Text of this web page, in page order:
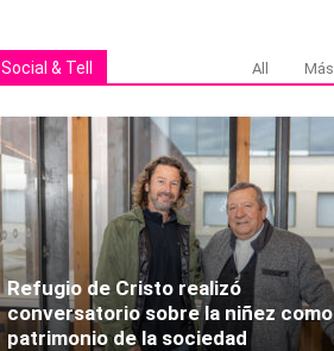
Social & Tell All Más
Refugio de Cristo realizó
conversatorio sobre la niñez como
patrimonio de la sociedad